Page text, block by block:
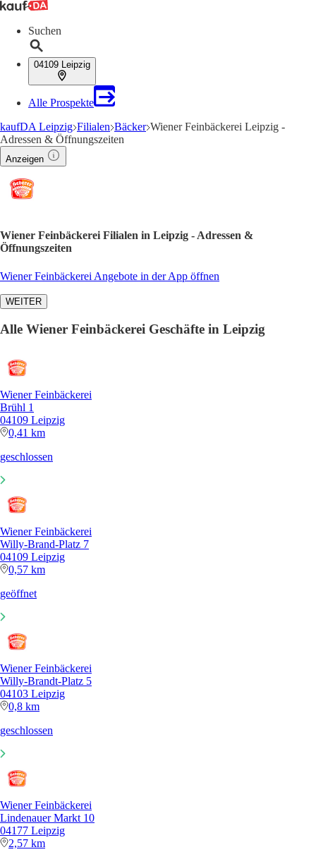
Suchen
04109 Leipzig
Alle Prospekte
kaufDA Leipzig Filialen Bäcker Wiener Feinbäckerei Leipzig -
Adressen & Öffnungszeiten
Anzeigen
Wiener Feinbäckerei Filialen in Leipzig - Adressen &
Öffnungszeiten
Wiener Feinbäckerei Angebote in der App öffnen
WEITER
Alle Wiener Feinbäckerei Geschäfte in Leipzig
Wiener Feinbäckerei
Brühl 1
04109 Leipzig
0,41 km
geschlossen
Wiener Feinbäckerei
Willy-Brand-Platz 7
04109 Leipzig
0,57 km
geöffnet
Wiener Feinbäckerei
Willy-Brandt-Platz 5
04103 Leipzig
0,8 km
geschlossen
Wiener Feinbäckerei
Lindenauer Markt 10
04177 Leipzig
2,57 km